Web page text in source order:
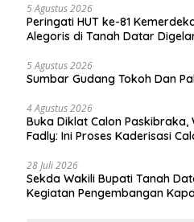
5 Agustus 2026
Peringati HUT ke-81
Alegoris di Tanah Datar
5 Agustus 2026
Sumbar Gudang Tokoh Dan
4 Agustus 2026
Buka Diklat Calon Paskibraka,
Fadly: Ini Proses Kaderisasi
28 Juli 2026
Sekda Wakili Bupati Tanah
Kegiatan Pengembangan